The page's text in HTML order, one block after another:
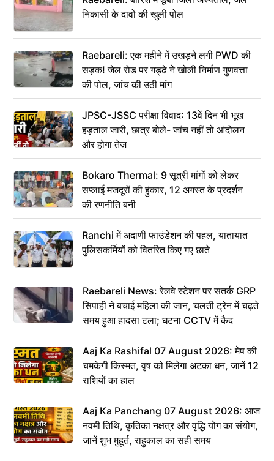
निकासी के दावों की खुली पोल
Raebareli: एक महीने में उखड़ने लगी PWD की
सड़क! जेल रोड पर गड्ढे ने खोली निर्माण गुणवत्ता
की पोल, जांच की उठी मांग
JPSC-JSSC परीक्षा विवाद: 13वें दिन भी भूख
हड़ताल जारी, छात्र बोले- जांच नहीं तो आंदोलन
और होगा तेज
Bokaro Thermal: 9 सूत्री मांगों को लेकर
सप्लाई मजदूरों की हुंकार, 12 अगस्त के प्रदर्शन
की रणनीति बनी
Ranchi में अदाणी फाउंडेशन की पहल, यातायात
पुलिसकर्मियों को वितरित किए गए छाते
Raebareli News: रेलवे स्टेशन पर सतर्क GRP
सिपाही ने बचाई महिला की जान, चलती ट्रेन में चढ़ते
समय हुआ हादसा टला; घटना CCTV में कैद
Aaj Ka Rashifal 07 August 2026: मेष की
चमकेगी किस्मत, वृष को मिलेगा अटका धन, जानें 12
राशियों का हाल
Aaj Ka Panchang 07 August 2026: आज
नवमी तिथि, कृतिका नक्षत्र और वृद्धि योग का संयोग,
जानें शुभ मुहूर्त, राहुकाल का सही समय